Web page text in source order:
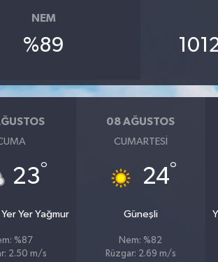
NEM
%89
23°
Yer Yağmur
%87
2.50 m/s
08 AĞUSTOS
CUMARTESI
24°
Güneşli
Nem: %82
Rüzgar: 2.69 m/s